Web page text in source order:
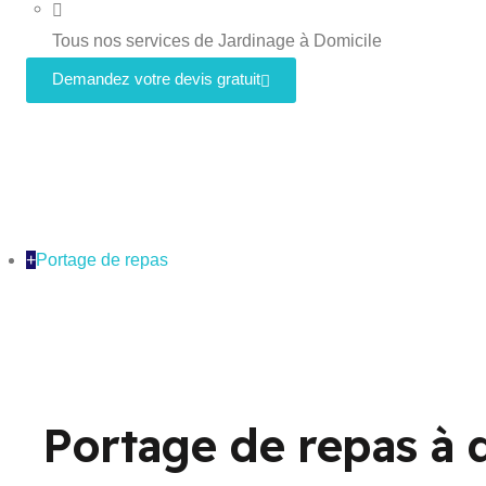
Tous nos services de Jardinage à Domicile
Demandez votre devis gratuit
+Portage de repas
Portage de repas à